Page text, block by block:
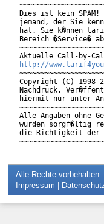
Dies ist kein
jemand, der Sie
hat. Sie k�nnen
Bereich �Service�
http://
Copyright (C)
Nachdruck,
hiermit nur unter
Alle Angaben ohne
wurden sorgf�ltig
die Richtigkeit der
Alle Rechte
Impressum |